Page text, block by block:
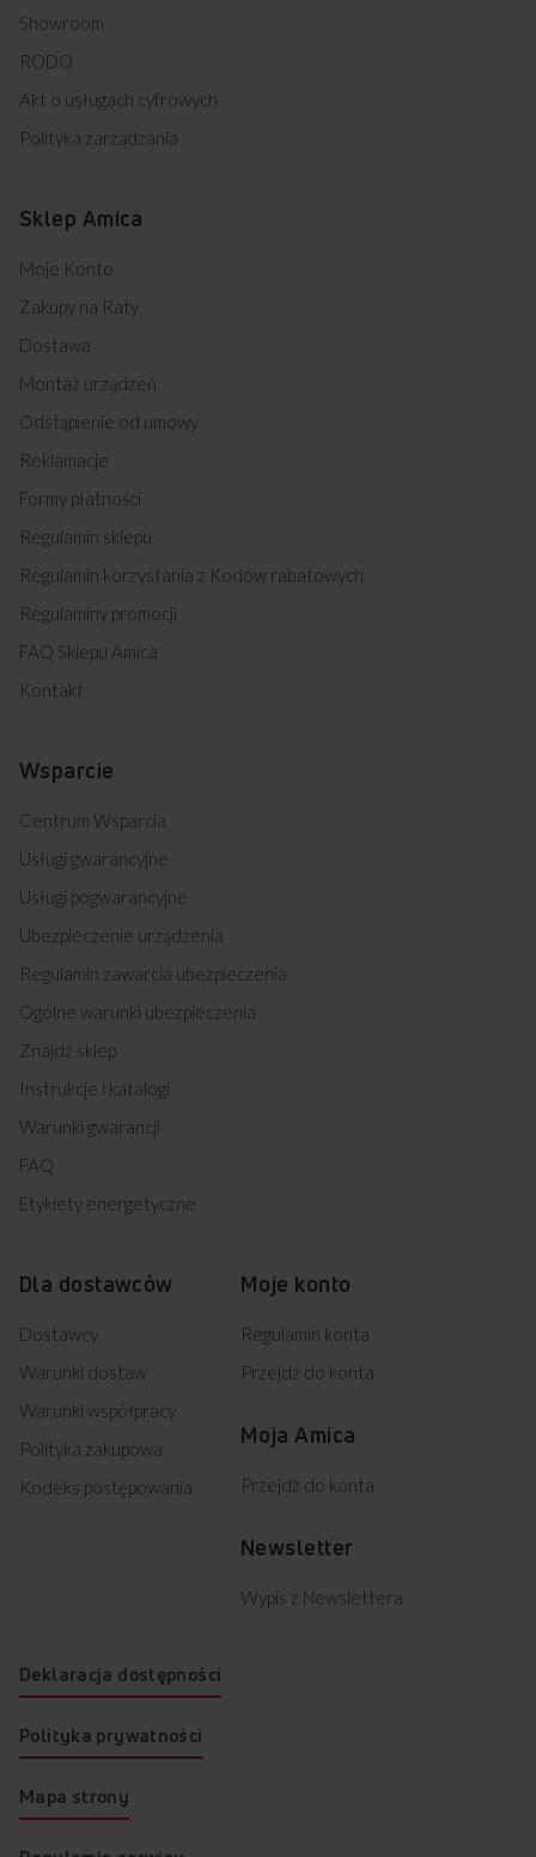
Showroom
RODO
Akt o usługach cyfrowych
Polityka zarządzania
Sklep Amica
Moje Konto
Zakupy na Raty
Dostawa
Montaż urządzeń
Odstąpienie od umowy
Reklamacje
Formy płatności
Regulamin sklepu
Regulamin korzystania z Kodów rabatowych
Regulaminy promocji
FAQ Sklepu Amica
Kontakt
Wsparcie
Centrum Wsparcia
Usługi gwarancyjne
Usługi pogwarancyjne
Ubezpieczenie urządzenia
Regulamin zawarcia ubezpieczenia
Ogólne warunki ubezpieczenia
Znajdź sklep
Instrukcje i katalogi
Warunki gwarancji
FAQ
Etykiety energetyczne
Dla dostawców
Dostawcy
Warunki dostaw
Warunki współpracy
Polityka zakupowa
Kodeks postępowania
Moje konto
Regulamin konta
Przejdź do konta
Moja Amica
Przejdź do konta
Newsletter
Wypis z Newslettera
Deklaracja dostępności
Polityka prywatności
Mapa strony